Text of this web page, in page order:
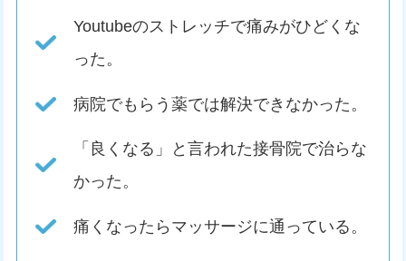
Youtubeのストレッチで痛みがひどくな
った。
病院でもらう薬では解決できなかった。
「良くなる」と言われた接骨院で治らな
かった。
痛くなったらマッサージに通っている。